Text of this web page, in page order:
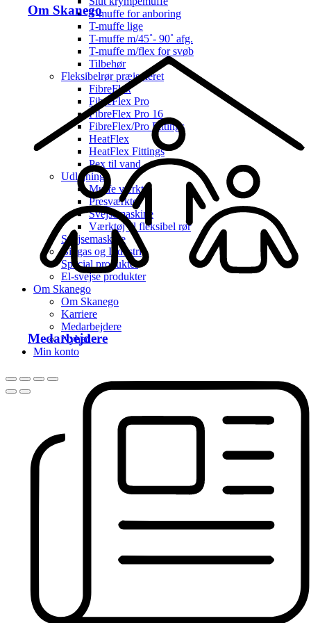
Om Skanego
Medarbejdere
T-muffe for anboring
T-muffe lige
T-muffe m/45˚- 90˚ afg.
T-muffe m/flex for svøb
Tilbehør
Fleksibelrør præisoleret
FibreFlex
FibreFlex Pro
FibreFlex Pro 16
FibreFlex/Pro Fittings
HeatFlex
HeatFlex Fittings
Pex til vand
Udlejning
Muffe værktøj
Presværktøj
Svejsemaskine
Værktøj til fleksibel rør
Svejsemaskine
Biogas og Industri
Special produkter
El-svejse produkter
Om Skanego
Om Skanego
Karriere
Medarbejdere
Nyhed
Min konto